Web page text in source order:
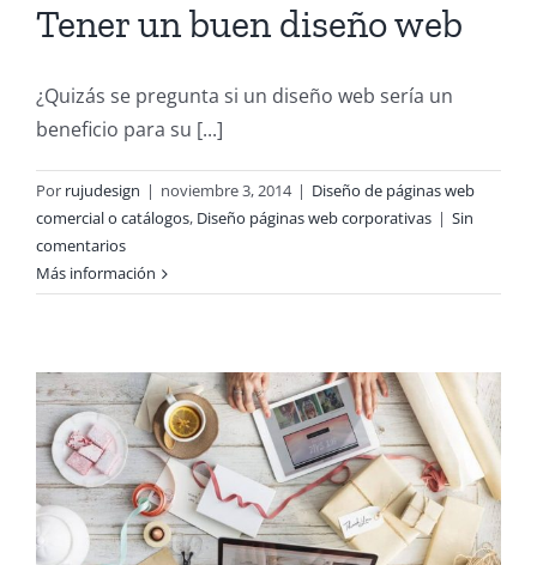
Tener un buen diseño web
¿Quizás se pregunta si un diseño web sería un
beneficio para su [...]
Por rujudesign | noviembre 3, 2014 | Diseño de páginas web
comercial o catálogos, Diseño páginas web corporativas | Sin
comentarios
Más información